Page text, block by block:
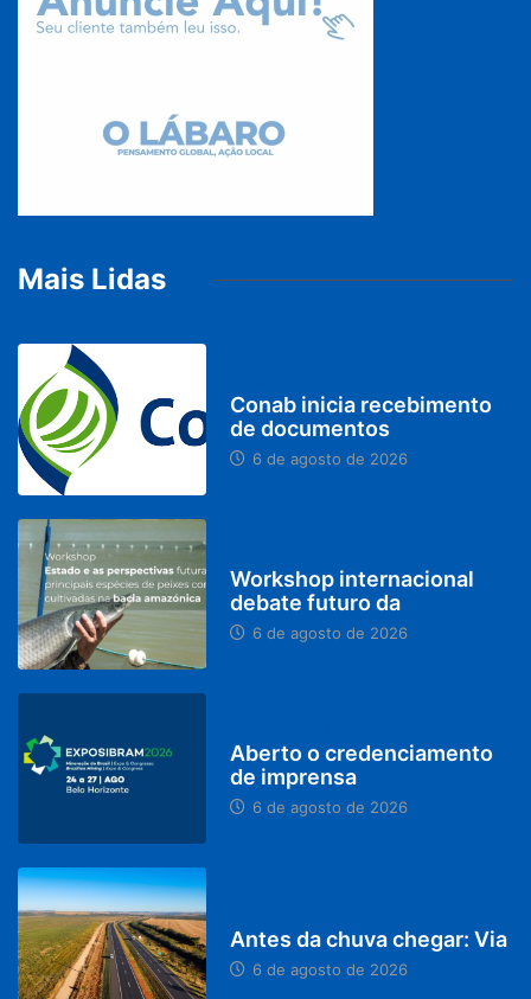
Mais Lidas
Conab inicia recebimento
de documentos
6 de agosto de 2026
Workshop internacional
debate futuro da
6 de agosto de 2026
Aberto o credenciamento
de imprensa
6 de agosto de 2026
Antes da chuva chegar: Via
6 de agosto de 2026